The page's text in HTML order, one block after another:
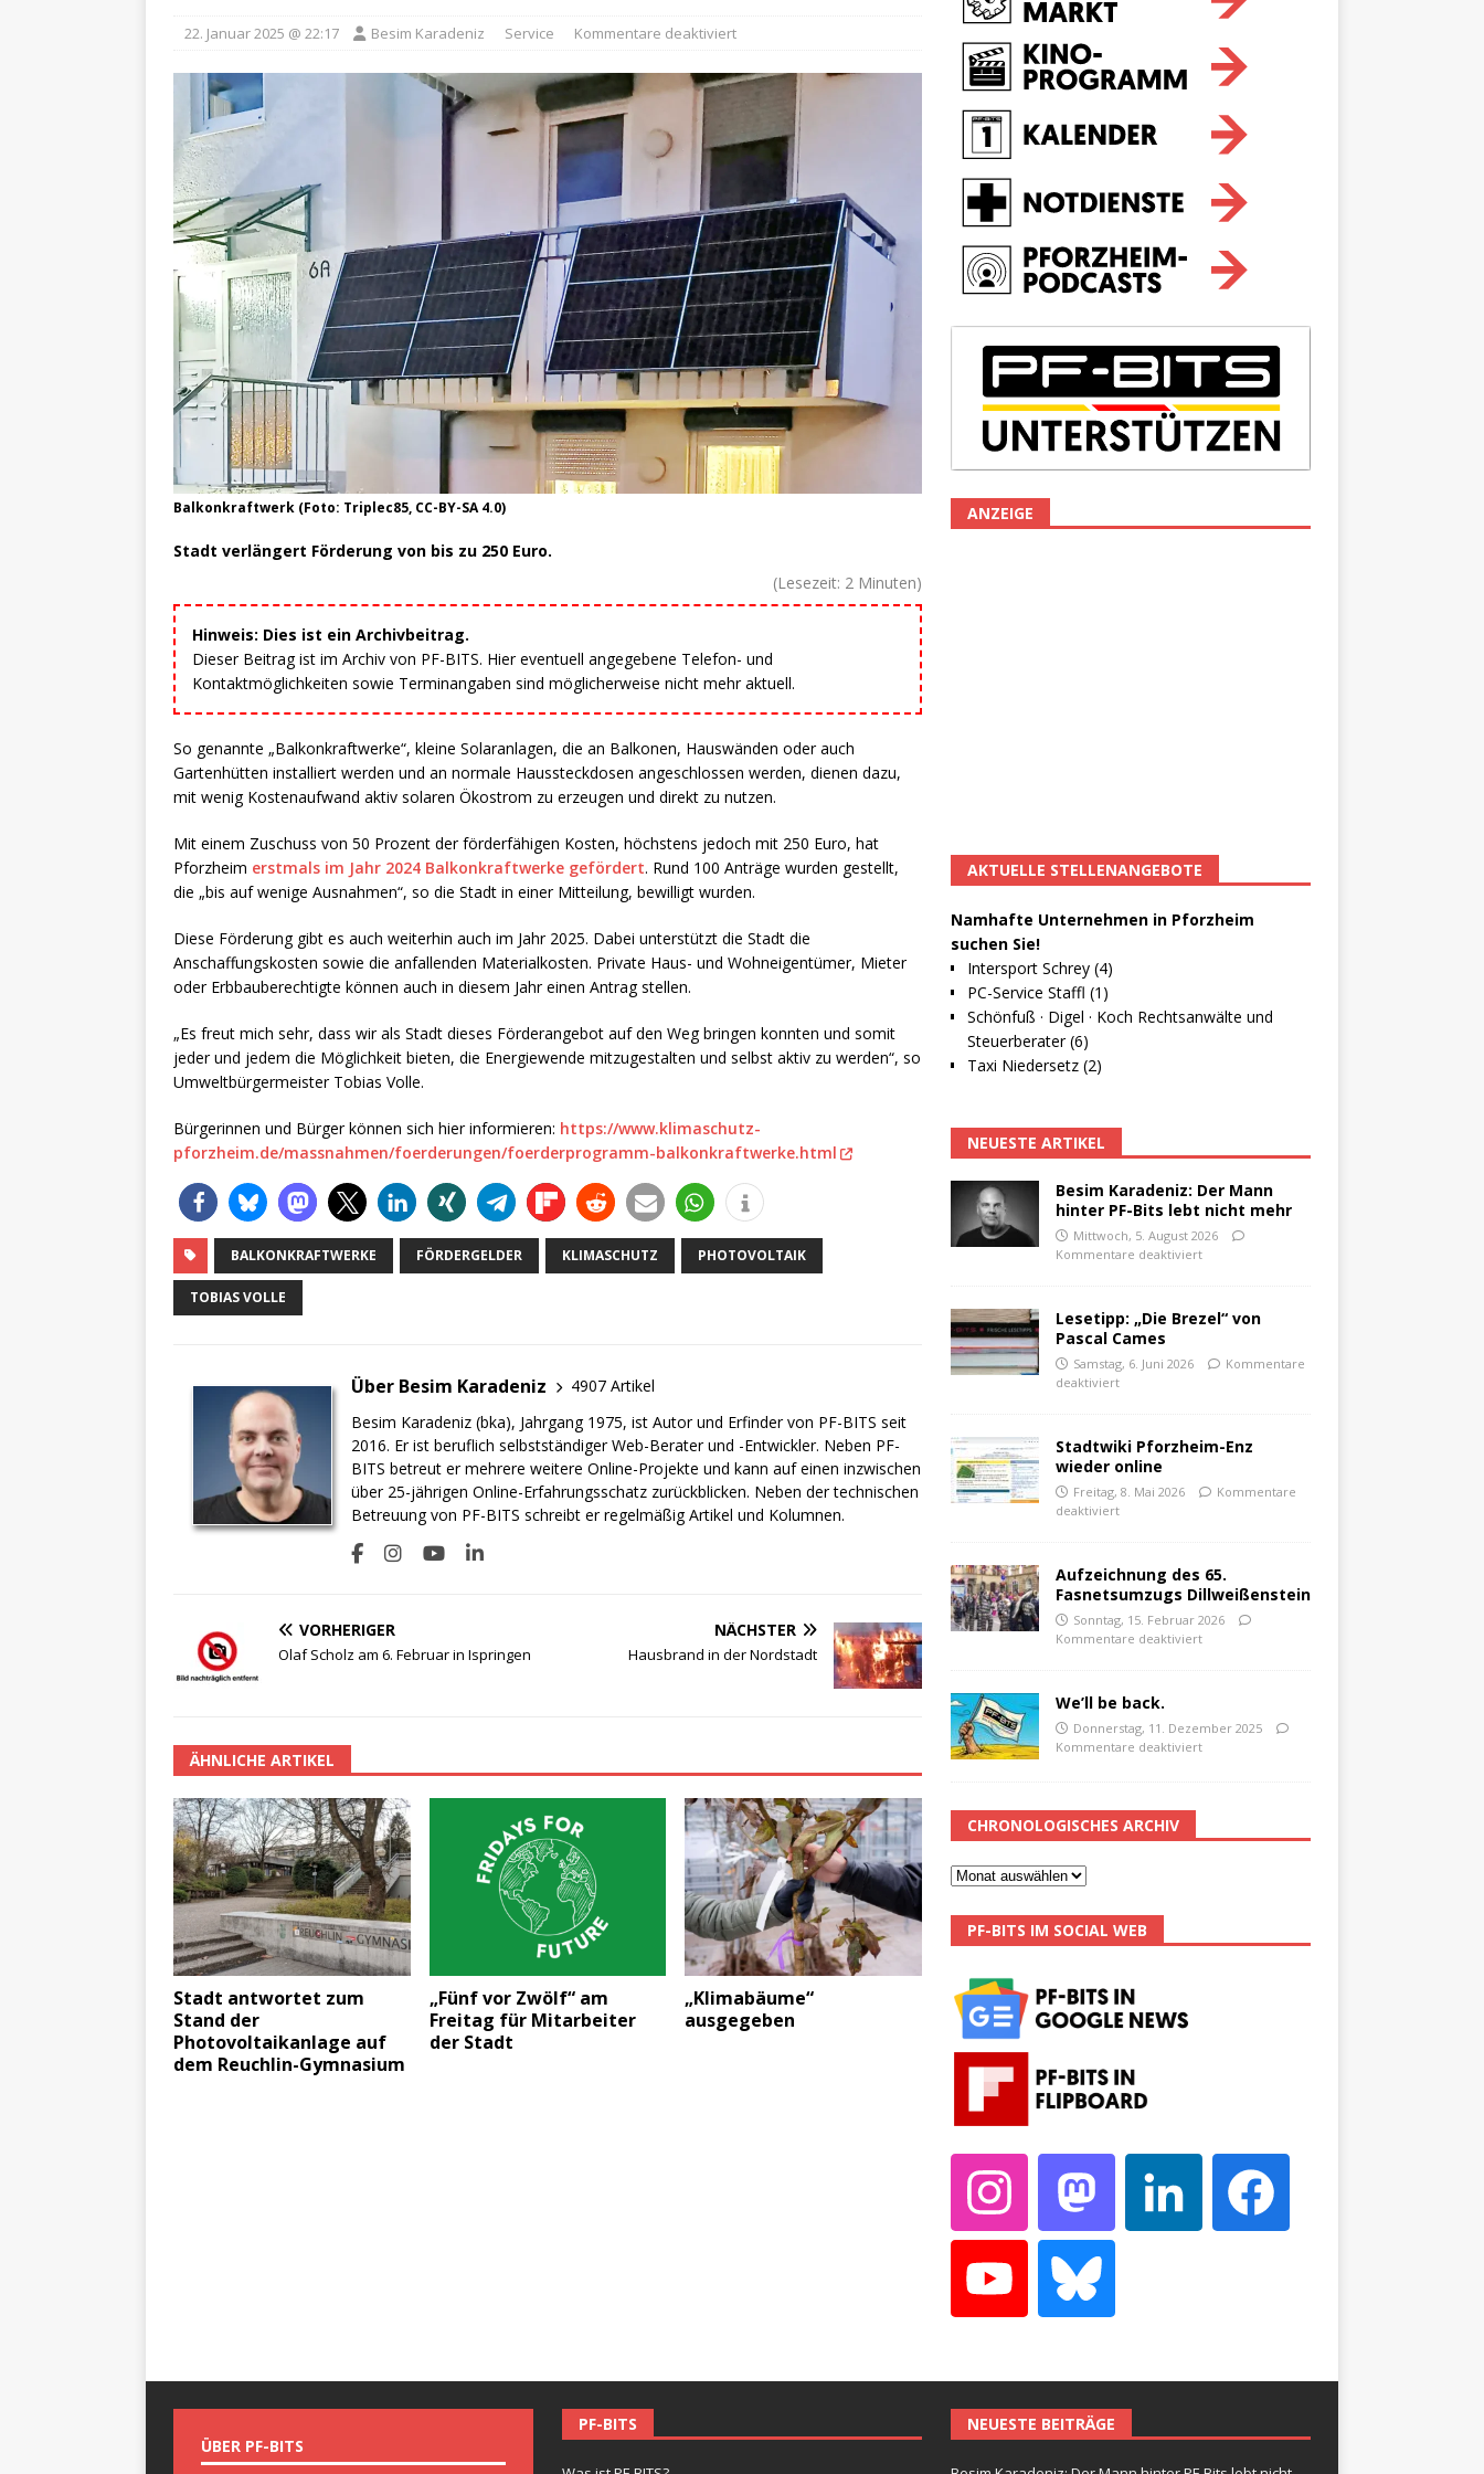
22. Januar 2025 @ 22:17 Besim Karadeniz Service Kommentare deaktiviert
Balkonkraftwerk (Foto: Triplec85, CC-BY-SA 4.0)
Stadt verlängert Förderung von bis zu 250 Euro.
(Lesezeit: 2 Minuten)
Hinweis: Dies ist ein Archivbeitrag.
Dieser Beitrag ist im Archiv von PF-BITS. Hier eventuell angegebene Telefon- und
Kontaktmöglichkeiten sowie Terminangaben sind möglicherweise nicht mehr aktuell.
So genannte „Balkonkraftwerke“, kleine Solaranlagen, die an Balkonen, Hauswänden oder auch
Gartenhütten installiert werden und an normale Haussteckdosen angeschlossen werden, dienen dazu,
mit wenig Kostenaufwand aktiv solaren Ökostrom zu erzeugen und direkt zu nutzen.
Mit einem Zuschuss von 50 Prozent der förderfähigen Kosten, höchstens jedoch mit 250 Euro, hat
Pforzheim erstmals im Jahr 2024 Balkonkraftwerke gefördert. Rund 100 Anträge wurden gestellt,
die „bis auf wenige Ausnahmen“, so die Stadt in einer Mitteilung, bewilligt wurden.
Diese Förderung gibt es auch weiterhin auch im Jahr 2025. Dabei unterstützt die Stadt die
Anschaffungskosten sowie die anfallenden Materialkosten. Private Haus- und Wohneigentümer, Mieter
oder Erbbauberechtigte können auch in diesem Jahr einen Antrag stellen.
„Es freut mich sehr, dass wir als Stadt dieses Förderangebot auf den Weg bringen konnten und somit
jeder und jedem die Möglichkeit bieten, die Energiewende mitzugestalten und selbst aktiv zu werden“, so
Umweltbürgermeister Tobias Volle.
Bürgerinnen und Bürger können sich hier informieren: https://www.klimaschutz-
pforzheim.de/massnahmen/foerderungen/foerderprogramm-balkonkraftwerke.html
BALKONKRAFTWERKE FÖRDERGELDER KLIMASCHUTZ PHOTOVOLTAIK
TOBIAS VOLLE
Über Besim Karadeniz
4907 Artikel
Besim Karadeniz (bka), Jahrgang 1975, ist Autor und Erfinder von PF-BITS seit
2016. Er ist beruflich selbstständiger Web-Berater und -Entwickler. Neben PF-
BITS betreut er mehrere weitere Online-Projekte und kann auf einen inzwischen
über 25-jährigen Online-Erfahrungsschatz zurückblicken. Neben der technischen
Betreuung von PF-BITS schreibt er regelmäßig Artikel und Kolumnen.
VORHERIGER
Olaf Scholz am 6. Februar in Ispringen
NÄCHSTER
Hausbrand in der Nordstadt
ÄHNLICHE ARTIKEL
Stadt antwortet zum
Stand der
Photovoltaikanlage auf
dem Reuchlin-Gymnasium
„Fünf vor Zwölf“ am
Freitag für Mitarbeiter
der Stadt
„Klimabäume“
ausgegeben
ANZEIGE
AKTUELLE STELLENANGEBOTE
Namhafte Unternehmen in Pforzheim
suchen Sie!
Intersport Schrey (4)
PC-Service Staffl (1)
Schönfuß · Digel · Koch Rechtsanwälte und
Steuerberater (6)
Taxi Niedersetz (2)
NEUESTE ARTIKEL
Besim Karadeniz: Der Mann
hinter PF-Bits lebt nicht mehr
Mittwoch, 5. August 2026
Kommentare deaktiviert
Lesetipp: „Die Brezel“ von
Pascal Cames
Samstag, 6. Juni 2026
Kommentare
deaktiviert
Stadtwiki Pforzheim-Enz
wieder online
Freitag, 8. Mai 2026
Kommentare
deaktiviert
Aufzeichnung des 65.
Fasnetsumzugs Dillweißenstein
Sonntag, 15. Februar 2026
Kommentare deaktiviert
We’ll be back.
Donnerstag, 11. Dezember 2025
Kommentare deaktiviert
CHRONOLOGISCHES ARCHIV
PF-BITS IM SOCIAL WEB
ÜBER PF-BITS
PF-BITS NEUESTE BEITRÄGE